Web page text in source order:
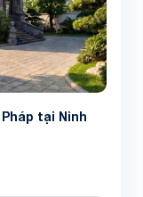
tại Ninh